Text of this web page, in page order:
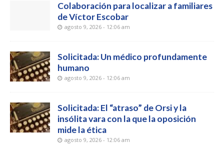
Colaboración para localizar a familiares
de Víctor Escobar
agosto 9, 2026 - 12:06 am
Solicitada: Un médico profundamente
humano
agosto 9, 2026 - 12:06 am
Solicitada: El “atraso” de Orsi y la
insólita vara con la que la oposición
mide la ética
agosto 9, 2026 - 12:06 am